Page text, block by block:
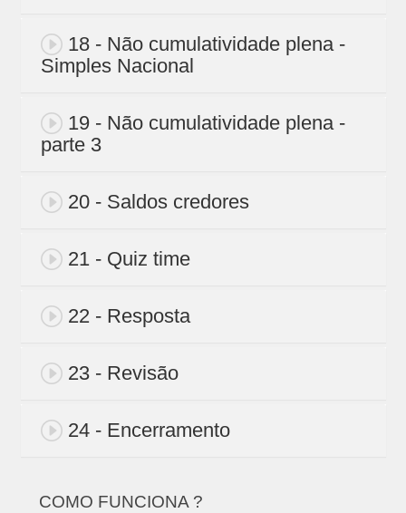
18 - Não cumulatividade plena -
Simples Nacional
19 - Não cumulatividade plena -
parte 3
20 - Saldos credores
21 - Quiz time
22 - Resposta
23 - Revisão
24 - Encerramento
COMO FUNCIONA ?